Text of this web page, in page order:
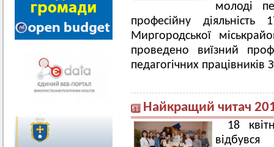
молоді
професійну
Миргородської
проведено виїзний
педагогічних працівників
Найкращий читач
18